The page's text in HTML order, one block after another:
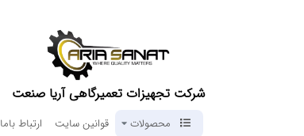
شرکت تجهیزات تعمیرگاهی آریا صنعت
محصولات قوانین سایت ارتباط باما